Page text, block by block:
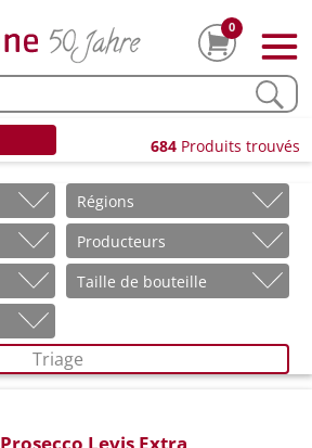
0
684 Produits trouvés
Régions
Producteurs
Taille de bouteille
Triage